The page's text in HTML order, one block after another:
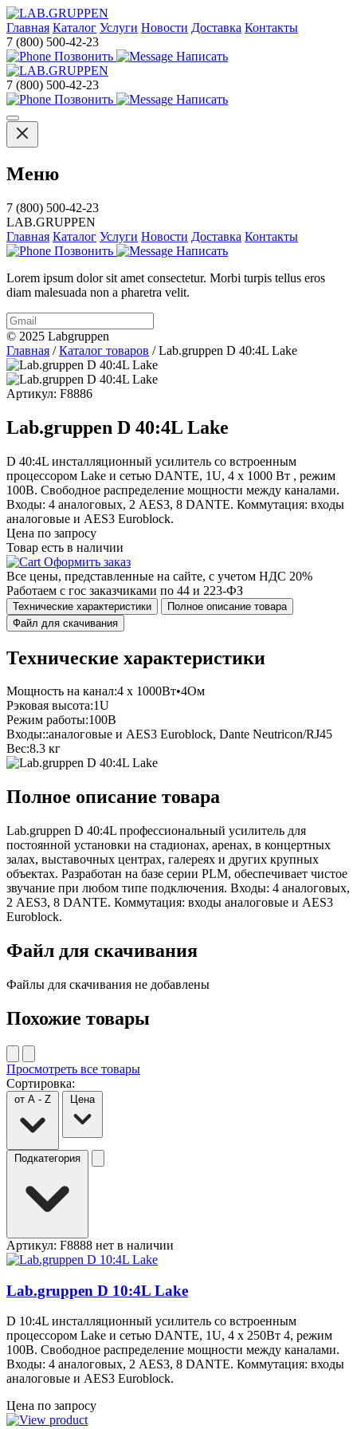
Главная Каталог Услуги Новости Доставка Контакты
7 (800) 500-42-23
Позвонить
Написать
7 (800) 500-42-23
Позвонить
Написать
Меню
7 (800) 500-42-23
LAB.GRUPPEN
Главная Каталог Услуги Новости Доставка Контакты
Позвонить
Написать
Lorem ipsum dolor sit amet consectetur. Morbi turpis tellus eros
diam malesuada non a pharetra velit.
© 2025 Labgruppen
Главная / Каталог товаров / Lab.gruppen D 40:4L Lake
Артикул: F8886
Lab.gruppen D 40:4L Lake
D 40:4L инсталляционный усилитель со встроенным
процессором Lake и сетью DANTE, 1U, 4 х 1000 Вт , режим
100В. Свободное распределение мощности между каналами.
Входы: 4 аналоговых, 2 AES3, 8 DANTE. Коммутация: входы
аналоговые и AES3 Euroblock.
Цена по запросу
Товар есть в наличии
Оформить заказ
Все цены, представленные на сайте, с учетом НДС 20%
Работаем с гос заказчиками по 44 и 223-ФЗ
Технические характеристики
Полное описание товара
Файл для скачивания
Технические характеристики
Мощность на канал:4 х 1000Вт•4Ом
Рэковая высота:1U
Режим работы:100В
Входы::аналоговые и AES3 Euroblock, Dante Neutricon/RJ45
Вес:8.3 кг
Полное описание товара
Lab.gruppen D 40:4L профессиональный усилитель для
постоянной установки на стадионах, аренах, в концертных
залах, выставочных центрах, галереях и других крупных
объектах. Разработан на базе серии PLM, обеспечивает чистое
звучание при любом типе подключения. Входы: 4 аналоговых,
2 AES3, 8 DANTE. Коммутация: входы аналоговые и AES3
Euroblock.
Файл для скачивания
Файлы для скачивания не добавлены
Похожие товары
Просмотреть все товары
Сортировка:
от A - Z Цена
Подкатегория
Артикул: F8888 нет в наличии
Lab.gruppen D 10:4L Lake
D 10:4L инсталляционный усилитель со встроенным
процессором Lake и сетью DANTE, 1U, 4 х 250Вт 4, режим
100В. Свободное распределение мощности между каналами.
Входы: 4 аналоговых, 2 AES3, 8 DANTE. Коммутация: входы
аналоговые и AES3 Euroblock.
Цена по запросу